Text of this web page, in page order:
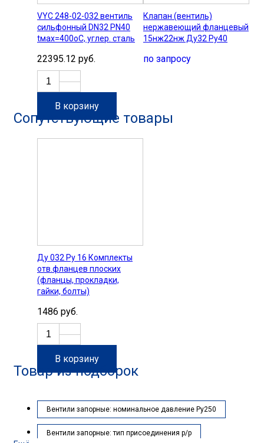
VYC 248-02-032 вентиль
сильфонный DN32 PN40
tмах=400оС, углер. сталь
22395.12 руб.
В корзину
Клапан (вентиль)
нержавеющий фланцевый
15нж22нж Ду32 Ру40
по запросу
Сопутствующие товары
Ду 032 Pу 16 Комплекты
отв.фланцев плоских
(фланцы, прокладки,
гайки, болты)
1486 руб.
В корзину
Товар из подборок
Вентили запорные: номинальное давление Ру250
Вентили запорные: тип присоединения р/р